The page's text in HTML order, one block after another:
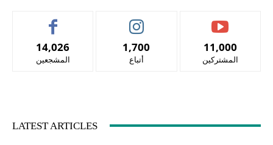
14,026
المشجعين
1,700
أتباع
11,000
المشتركين
LATEST ARTICLES